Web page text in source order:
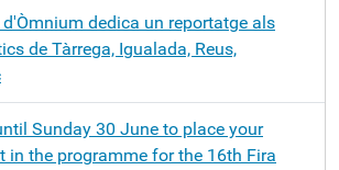
d'Òmnium dedica un reportatge als
de Tàrrega, Igualada, Reus,
Sunday 30 June to place your
in the programme for the 16th Fira